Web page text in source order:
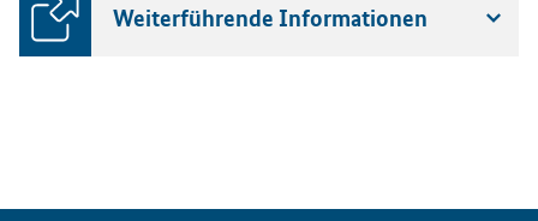
Weiterführende Informationen